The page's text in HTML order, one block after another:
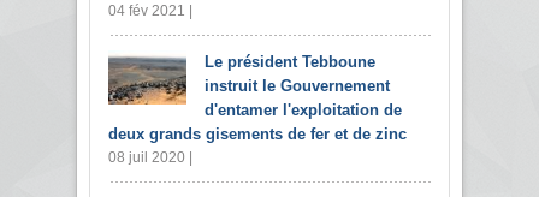
04 fév 2021 |
Le président Tebboune
instruit le Gouvernement
d'entamer l'exploitation de
deux grands gisements de fer et de zinc
08 juil 2020 |